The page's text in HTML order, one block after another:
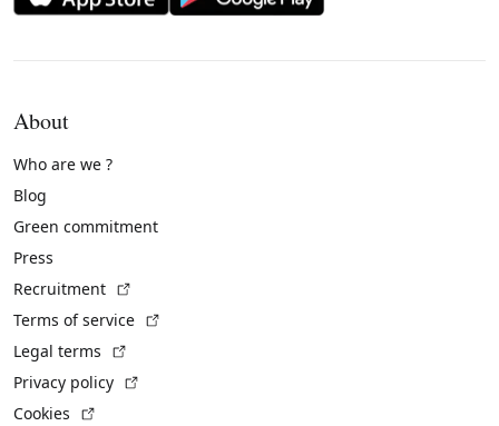
About
Who are we ?
Blog
Green commitment
Press
Recruitment
Terms of service
Legal terms
Privacy policy
Cookies